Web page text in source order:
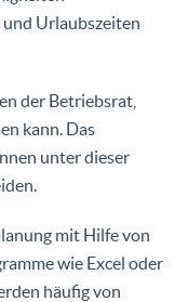
Urlaubszeiten
der Betriebsrat,
kann. Das
unter dieser
mit Hilfe von
wie Excel oder
häufig von